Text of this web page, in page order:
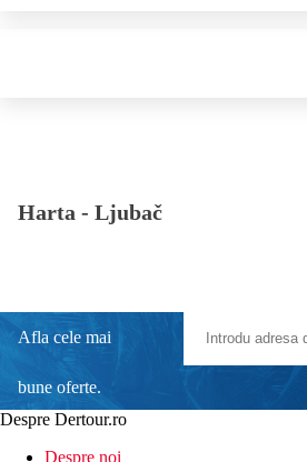
Harta - Ljubač
Afla cele mai
bune oferte.
Despre Dertour.ro
Despre noi